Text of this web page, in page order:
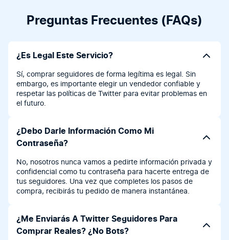
Preguntas Frecuentes (FAQs)
¿Es Legal Este Servicio?
Sí, comprar seguidores de forma legítima es legal. Sin
embargo, es importante elegir un vendedor confiable y
respetar las políticas de Twitter para evitar problemas en
el futuro.
¿Debo Darle Información Como Mi
Contraseña?
No, nosotros nunca vamos a pedirte información privada y
confidencial como tu contraseña para hacerte entrega de
tus seguidores. Una vez que completes los pasos de
compra, recibirás tu pedido de manera instantánea.
¿Me Enviarás A Twitter Seguidores Para
Comprar Reales? ¿No Bots?